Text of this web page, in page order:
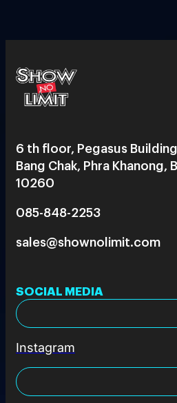
6 th floor, Pegasus
Bang Chak, Phra Khanong,
10260
085-848-2253
sales@shownolimit.com
SOCIAL MEDIA
Instagram